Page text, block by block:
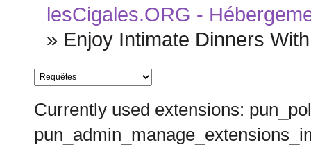
lesCigales.ORG -
» Enjoy Intimate Dinners
Currently used extensions: